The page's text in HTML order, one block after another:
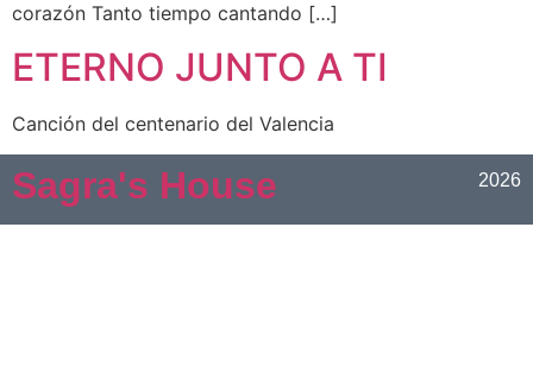
corazón Tanto tiempo cantando […]
ETERNO JUNTO A TI
Canción del centenario del Valencia
Sagra's House 2026